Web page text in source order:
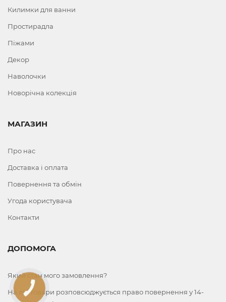
Килимки для ванни
Простирадла
Піжами
Декор
Наволочки
Новорічна колекція
МАГАЗИН
Про нас
Доставка і оплата
Повернення та обмін
Угода користувача
Контакти
ДОПОМОГА
Який стан мого замовлення?
На які товари розповсюджується право повернення у 14-
КНОПКА
ЗВ'ЯЗКУ